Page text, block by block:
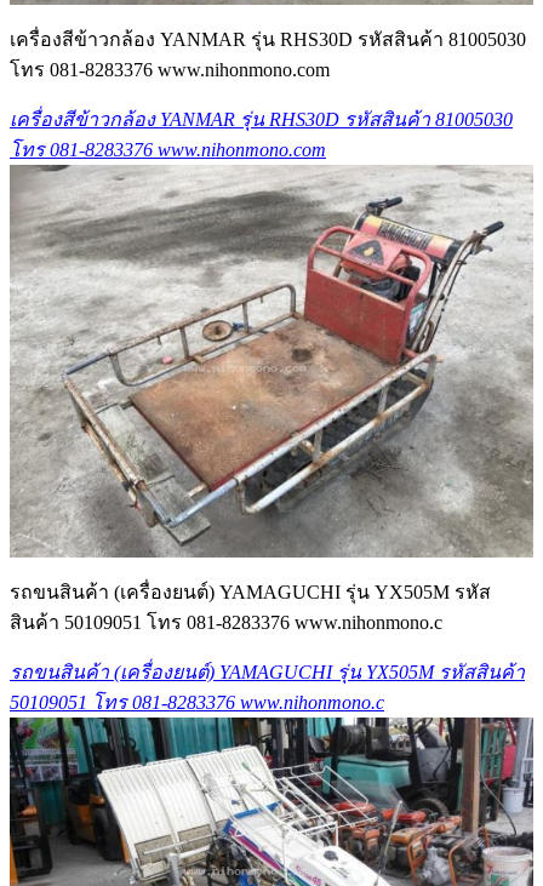
เครื่องสีข้าวกล้อง YANMAR รุ่น RHS30D รหัสสินค้า 81005030
โทร 081-8283376 www.nihonmono.com
เครื่องสีข้าวกล้อง YANMAR รุ่น RHS30D รหัสสินค้า 81005030
โทร 081-8283376 www.nihonmono.com
รถขนสินค้า (เครื่องยนต์) YAMAGUCHI รุ่น YX505M รหัส
สินค้า 50109051 โทร 081-8283376 www.nihonmono.c
รถขนสินค้า (เครื่องยนต์) YAMAGUCHI รุ่น YX505M รหัสสินค้า
50109051 โทร 081-8283376 www.nihonmono.c